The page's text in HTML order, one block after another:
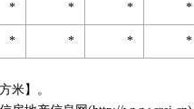
* * *
* * *
米】。